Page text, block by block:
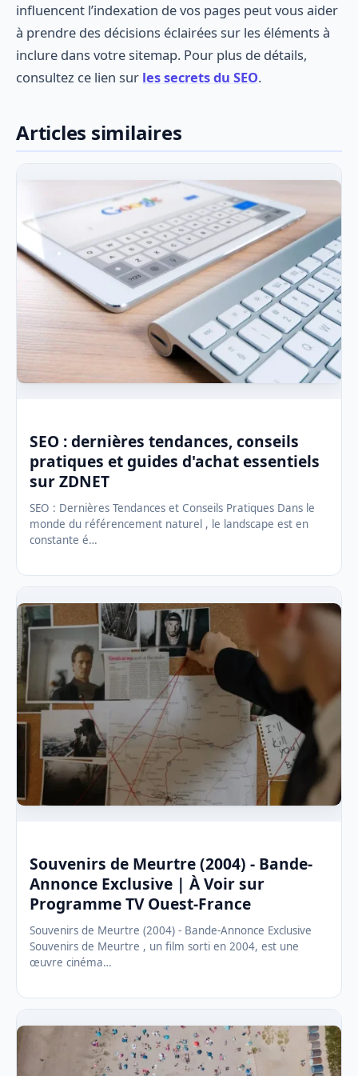
influencent l’indexation de vos pages peut vous aider
à prendre des décisions éclairées sur les éléments à
inclure dans votre sitemap. Pour plus de détails,
consultez ce lien sur les secrets du SEO.
Articles similaires
SEO : dernières tendances, conseils
pratiques et guides d'achat essentiels
sur ZDNET
SEO : Dernières Tendances et Conseils Pratiques Dans le
monde du référencement naturel , le landscape est en
constante é…
Souvenirs de Meurtre (2004) - Bande-
Annonce Exclusive | À Voir sur
Programme TV Ouest-France
Souvenirs de Meurtre (2004) - Bande-Annonce Exclusive
Souvenirs de Meurtre , un film sorti en 2004, est une
œuvre cinéma…